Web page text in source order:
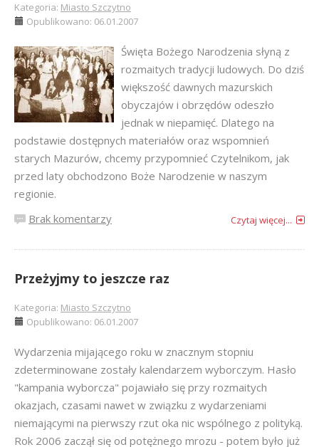
Kategoria: Miasto Szczytno
Opublikowano: 06.01.2007
Święta Bożego Narodzenia słyną z
rozmaitych tradycji ludowych. Do dziś
większość dawnych mazurskich
obyczajów i obrzędów odeszło
jednak w niepamięć. Dlatego na
podstawie dostępnych materiałów oraz wspomnień
starych Mazurów, chcemy przypomnieć Czytelnikom, jak
przed laty obchodzono Boże Narodzenie w naszym
regionie.
Brak komentarzy
Czytaj więcej...
Przeżyjmy to jeszcze raz
Kategoria: Miasto Szczytno
Opublikowano: 06.01.2007
Wydarzenia mijającego roku w znacznym stopniu
zdeterminowane zostały kalendarzem wyborczym. Hasło
"kampania wyborcza" pojawiało się przy rozmaitych
okazjach, czasami nawet w związku z wydarzeniami
niemającymi na pierwszy rzut oka nic wspólnego z polityką.
Rok 2006 zaczął się od potężnego mrozu - potem było już